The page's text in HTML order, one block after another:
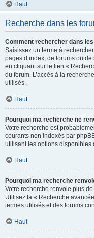
Haut
Recherche dans les
Comment rechercher dans
Saisissez un terme à
pages d’index, de forums ou
en cliquant sur le lien «
du forum. L’accès à la
utilisés.
Haut
Pourquoi ma recherche ne
Votre recherche est
courants non indexés par
utilisant les options disponibles
Haut
Pourquoi ma recherche
Votre recherche renvoie plus
Utilisez la « Recherche
termes utilisés et des forums
Haut